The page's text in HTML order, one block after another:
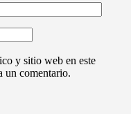
y sitio web en este
un comentario.